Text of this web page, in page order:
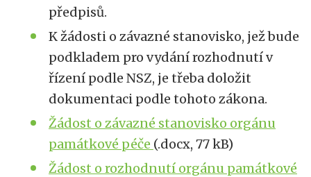
předpisů.
K žádosti o závazné stanovisko, jež bude
podkladem pro vydání rozhodnutí v
řízení podle NSZ, je třeba doložit
dokumentaci podle tohoto zákona.
Žádost o závazné stanovisko orgánu
památkové péče (.docx, 77 kB)
Žádost o rozhodnutí orgánu památkové